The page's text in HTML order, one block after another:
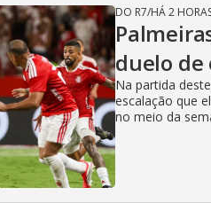
DO R7/HÁ 2
duelo de
Na partida
escalação que
no meio da